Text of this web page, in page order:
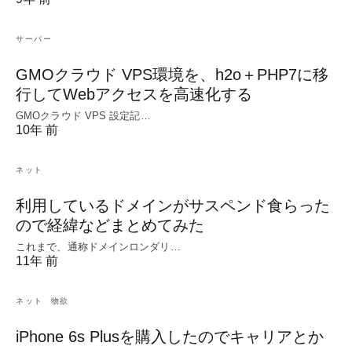
サーバー
GMOクラウド VPS環境を、h2o＋PHP7に移
行してWebアクセスを高速化する
GMOクラウド VPS 設定記…
10年 前
ネット
利用しているドメインがサスペンド食らった
ので経緯などまとめてみた
これまで、通称ドメインロンダリ…
11年 前
ネット 物欲
iPhone 6s Plusを購入したのでキャリアとか